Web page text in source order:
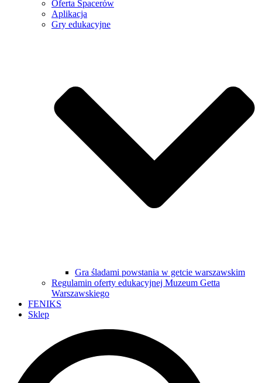
Oferta Spacerów
Aplikacja
Gry edukacyjne
Gra śladami powstania w getcie warszawskim
Regulamin oferty edukacyjnej Muzeum Getta
Warszawskiego
FENIKS
Sklep